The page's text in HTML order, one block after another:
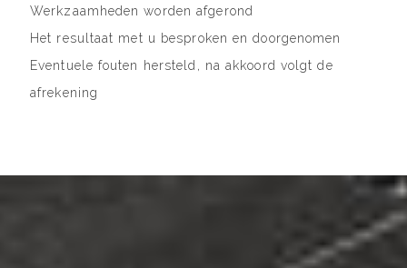
Werkzaamheden worden afgerond
Het resultaat met u besproken en doorgenomen
Eventuele fouten hersteld, na akkoord volgt de
afrekening